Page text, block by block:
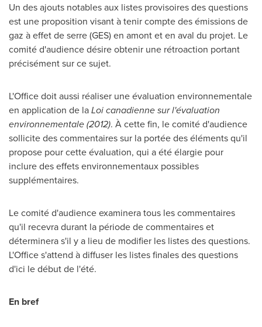
Un des ajouts notables aux listes provisoires des questions
est une proposition visant à tenir compte des émissions de
gaz à effet de serre (GES) en amont et en aval du projet. Le
comité d'audience désire obtenir une rétroaction portant
précisément sur ce sujet.
L'Office doit aussi réaliser une évaluation environnementale
en application de laLoi canadienne sur l'évaluation
environnementale (2012). À cette fin, le comité d'audience
sollicite des commentaires sur la portée des éléments qu'il
propose pour cette évaluation, qui a été élargie pour
inclure des effets environnementaux possibles
supplémentaires.
Le comité d'audience examinera tous les commentaires
qu'il recevra durant la période de commentaires et
déterminera s'il y a lieu de modifier les listes des questions.
L'Office s'attend à diffuser les listes finales des questions
d'ici le début de l'été.
En bref